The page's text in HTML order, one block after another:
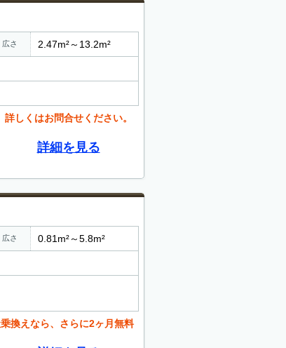
広さ 2.47m²～13.2m²
しくはお問合せください。
詳細を見る
広さ 0.81m²～5.8m²
換えなら、さらに2ヶ月無料